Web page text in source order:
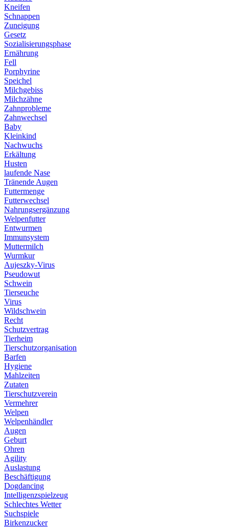
Kneifen
Schnappen
Zuneigung
Gesetz
Sozialisierungsphase
Ernährung
Fell
Porphyrine
Speichel
Milchgebiss
Milchzähne
Zahnprobleme
Zahnwechsel
Baby
Kleinkind
Nachwuchs
Erkältung
Husten
laufende Nase
Tränende Augen
Futtermenge
Futterwechsel
Nahrungsergänzung
Welpenfutter
Entwurmen
Immunsystem
Muttermilch
Wurmkur
Aujeszky-Virus
Pseudowut
Schwein
Tierseuche
Virus
Wildschwein
Recht
Schutzvertrag
Tierheim
Tierschutzorganisation
Barfen
Hygiene
Mahlzeiten
Zutaten
Tierschutzverein
Vermehrer
Welpen
Welpenhändler
Augen
Geburt
Ohren
Agility
Auslastung
Beschäftigung
Dogdancing
Intelligenzspielzeug
Schlechtes Wetter
Suchspiele
Birkenzucker